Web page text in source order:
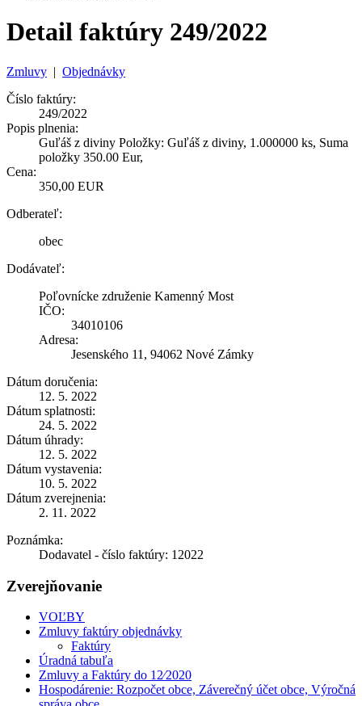
Detail faktúry 249/2022
Zmluvy | Objednávky
Číslo faktúry:
249/2022
Popis plnenia:
Guľáš z diviny Položky: Guľáš z diviny, 1.000000 ks, Suma
položky 350.00 Eur,
Cena:
350,00 EUR
Odberateľ:
obec
Dodávateľ:
Poľovnícke združenie Kamenný Most
IČO:
34010106
Adresa:
Jesenského 11, 94062 Nové Zámky
Dátum doručenia:
12. 5. 2022
Dátum splatnosti:
24. 5. 2022
Dátum úhrady:
12. 5. 2022
Dátum vystavenia:
10. 5. 2022
Dátum zverejnenia:
2. 11. 2022
Poznámka:
Dodavatel - číslo faktúry: 12022
Zverejňovanie
VOĽBY
Zmluvy faktúry objednávky
Faktúry
Úradná tabuľa
Zmluvy a Faktúry do 12⁄2020
Hospodárenie: Rozpočet obce, Záverečný účet obce, Výročná